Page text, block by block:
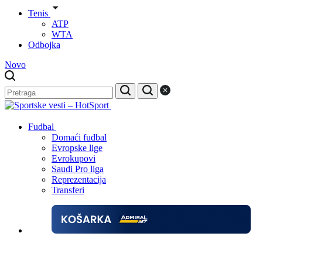
Tenis
ATP
WTA
Odbojka
Novo
Fudbal
Domaći fudbal
Evropske lige
Evrokupovi
Saudi Pro liga
Reprezentacija
Transferi